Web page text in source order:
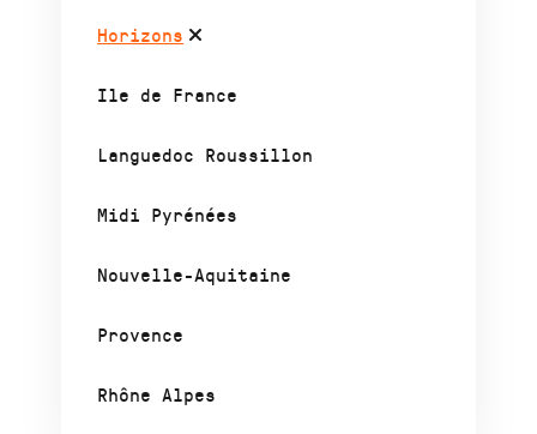
Horizons
Ile de France
Languedoc Roussillon
Midi Pyrénées
Nouvelle-Aquitaine
Provence
Rhône Alpes